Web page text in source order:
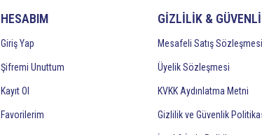
HESABIM
Giriş Yap
Şifremi Unuttum
Kayıt Ol
Favorilerim
GİZLİLİK &
Mesafeli Satış Sözleşmesi
Üyelik Sözleşmesi
KVKK Aydınlatma Metni
Gizlilik ve Güvenlik